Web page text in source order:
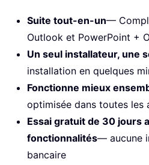
Suite tout-en-un—
Outlook et PowerPoint +
Un seul installateur, une
installation en quelques
Fonctionne mieux
optimisée dans toutes les
Essai gratuit de 30 jours
fonctionnalités— aucune
bancaire